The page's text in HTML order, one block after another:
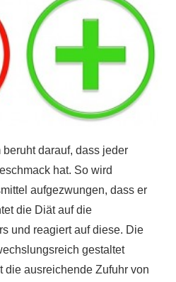
darauf, dass jeder
hat. So wird
aufgezwungen, dass er
die Diät auf die
und reagiert auf diese. Die
gestaltet
die ausreichende Zufuhr von